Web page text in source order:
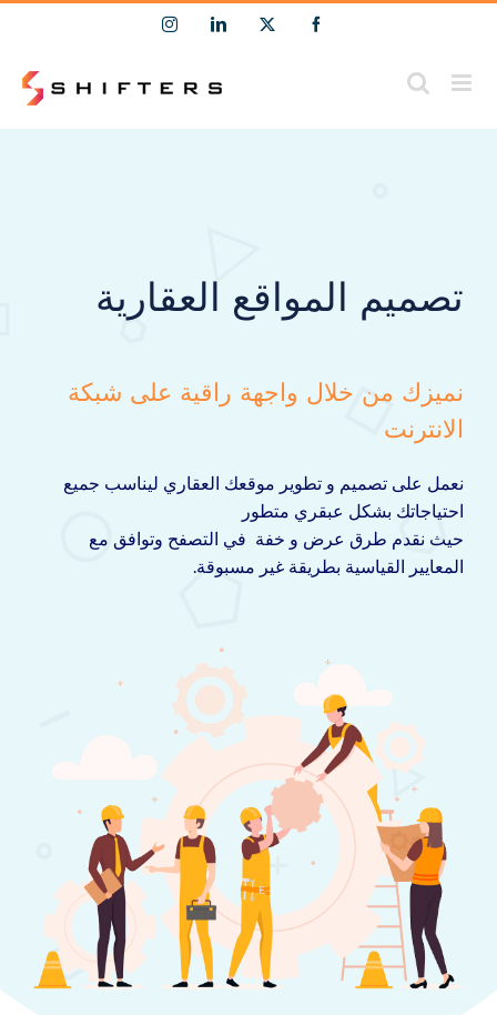
Facebook
X
LinkedIn
Instagram
تصميم المواقع العقارية
نميزك من خلال واجهة راقية على شبكة
الانترنت
نعمل على تصميم و تطوير موقعك العقاري ليناسب جميع
احتياجاتك بشكل عبقري متطور
حيث نقدم طرق عرض و خفة في التصفح وتوافق مع
المعايير القياسية بطريقة غير مسبوقة.